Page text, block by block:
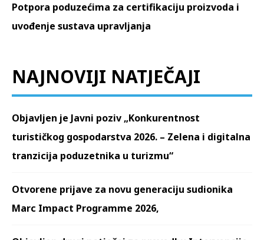
Potpora poduzećima za certifikaciju proizvoda i
uvođenje sustava upravljanja
NAJNOVIJI NATJEČAJI
Objavljen je Javni poziv „Konkurentnost
turističkog gospodarstva 2026. – Zelena i digitalna
tranzicija poduzetnika u turizmu“
Otvorene prijave za novu generaciju sudionika
Marc Impact Programme 2026,